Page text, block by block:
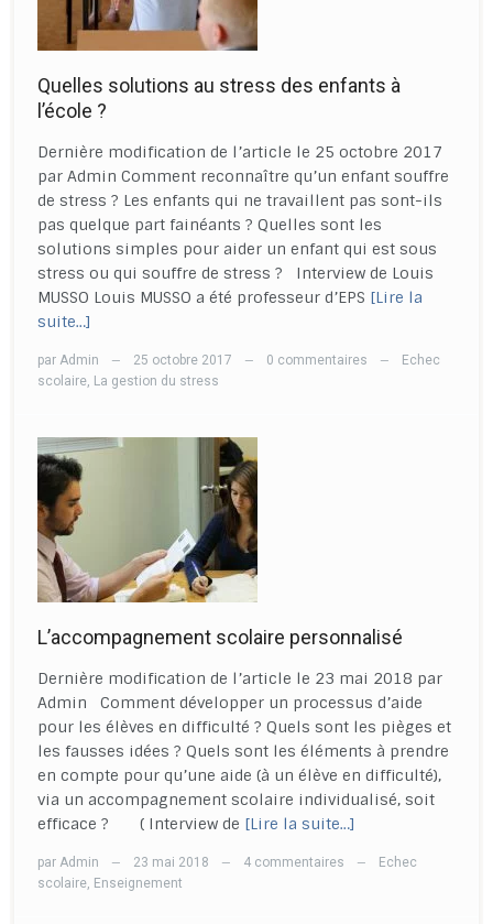
Quelles solutions au stress des enfants à
l’école ?
Dernière modification de l’article le 25 octobre 2017
par Admin Comment reconnaître qu’un enfant souffre
de stress ? Les enfants qui ne travaillent pas sont-ils
pas quelque part fainéants ? Quelles sont les
solutions simples pour aider un enfant qui est sous
stress ou qui souffre de stress ? Interview de Louis
MUSSO Louis MUSSO a été professeur d’EPS [Lire la
suite…]
par Admin — 25 octobre 2017 — 0 commentaires —
Echec
scolaire, La gestion du stress
L’accompagnement scolaire personnalisé
Dernière modification de l’article le 23 mai 2018 par
Admin Comment développer un processus d’aide
pour les élèves en difficulté ? Quels sont les pièges et
les fausses idées ? Quels sont les éléments à prendre
en compte pour qu’une aide (à un élève en difficulté),
via un accompagnement scolaire individualisé, soit
efficace ? ( Interview de [Lire la suite…]
par Admin — 23 mai 2018 — 4 commentaires —
Echec
scolaire, Enseignement